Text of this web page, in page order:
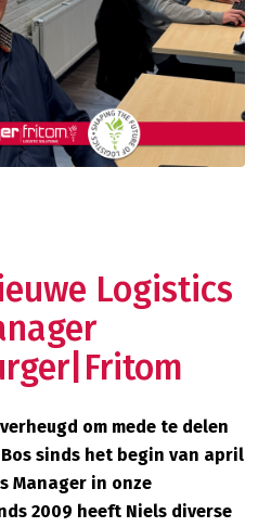
Logistics
om mede te delen
sinds het begin van april
Manager in onze
2009 heeft Niels diverse